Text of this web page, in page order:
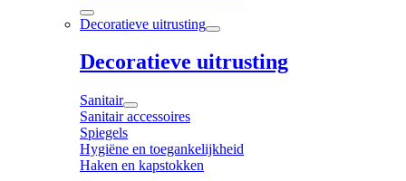
Decoratieve uitrusting
Decoratieve uitrusting
Sanitair
Sanitair accessoires
Spiegels
Hygiëne en toegankelijkheid
Haken en kapstokken